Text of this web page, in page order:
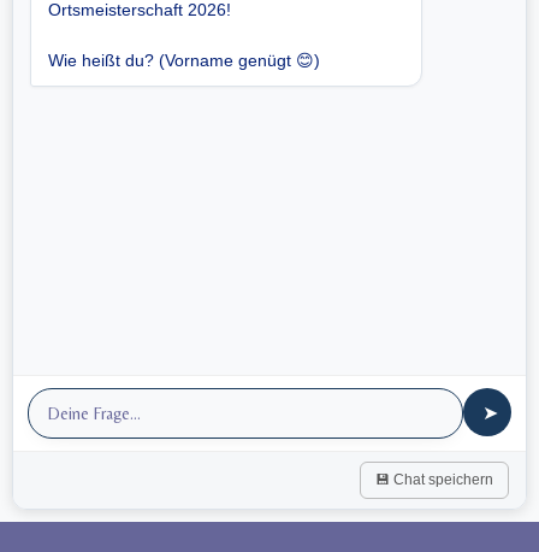
Ortsmeisterschaft 2026!
Wie heißt du? (Vorname genügt 😊)
➤
💾 Chat speichern